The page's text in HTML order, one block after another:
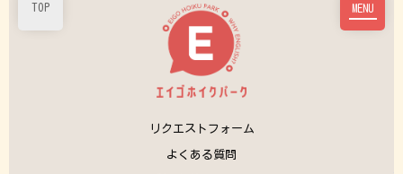
MENU
TOP
リクエストフォーム
よくある質問